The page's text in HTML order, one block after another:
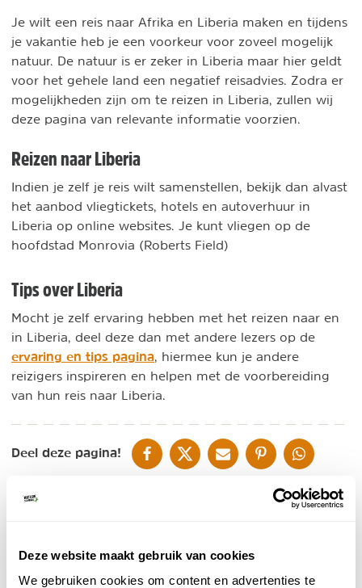
Deze website maakt gebruik van cookies
We gebruiken cookies om content en advertenties te
Je wilt een reis naar Afrika en Liberia maken en tijdens
je vakantie heb je een voorkeur voor zoveel mogelijk
natuur. De natuur is er zeker in Liberia maar hier geldt
voor het gehele land een negatief reisadvies. Zodra er
mogelijkheden zijn om te reizen in Liberia, zullen wij
deze pagina van relevante informatie voorzien.
Reizen naar Liberia
Indien je zelf je reis wilt samenstellen, bekijk dan alvast
het aanbod vliegtickets, hotels en autoverhuur in
Liberia op online websites. Je kunt vliegen op de
hoofdstad Monrovia (Roberts Field)
Tips over Liberia
Mocht je zelf ervaring hebben met het reizen naar en
in Liberia, deel deze dan met andere lezers op de
ervaring en tips pagina , hiermee kun je andere
reizigers inspireren en helpen met de voorbereiding
van hun reis naar Liberia.
Deel deze pagina! DELEN OP FACEBOOK
DELEN OP XDELEN VIA DE MAIL
DELEN OP PINTEREST
DELEN OP